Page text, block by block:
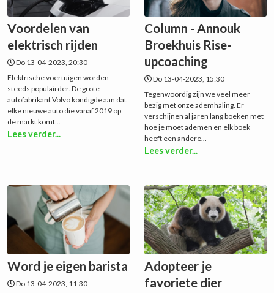
Voordelen van
elektrisch rijden
Do 13-04-2023, 20:30
Elektrische voertuigen worden
steeds populairder. De grote
autofabrikant Volvo kondigde aan dat
elke nieuwe auto die vanaf 2019 op
de markt komt...
Lees verder...
Column - Annouk
Broekhuis Rise-
upcoaching
Do 13-04-2023, 15:30
Tegenwoordig zijn we veel meer
bezig met onze ademhaling. Er
verschijnen al jaren lang boeken met
hoe je moet ademen en elk boek
heeft een andere...
Lees verder...
Word je eigen barista
Do 13-04-2023, 11:30
Adopteer je
favoriete dier